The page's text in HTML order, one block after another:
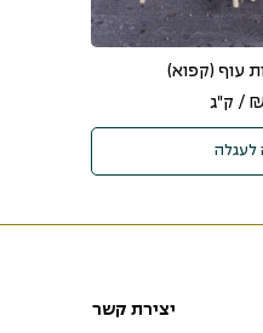
עוף (קפוא)
₪ / ק"ג
לעגלה
יצירת קשר